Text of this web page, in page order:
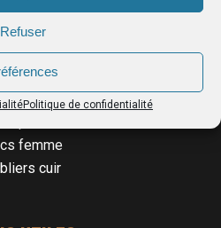
Refuser
Politique de confidentialité
femme
cuir